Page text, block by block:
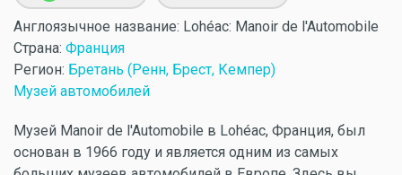
Англоязычное название: Lohéac: Manoir de l'Automobile
Страна: Франция
Регион: Бретань (Ренн, Брест, Кемпер)
Музей автомобилей
Музей Manoir de l'Automobile в Lohéac, Франция, был
основан в 1966 году и является одним из самых